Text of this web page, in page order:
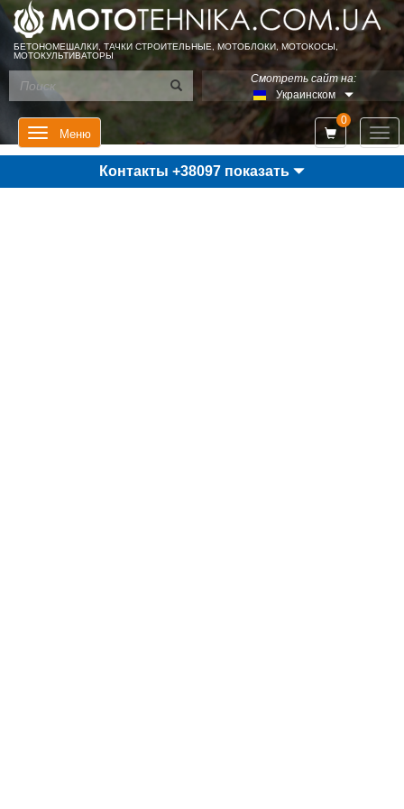
БЕТОНОМЕШАЛКИ, ТАЧКИ СТРОИТЕЛЬНЫЕ, МОТОБЛОКИ, МОТОКОСЫ,
МОТОКУЛЬТИВАТОРЫ
Смотреть сайт на:
Украинском
Меню
0
Контакты +38097 показать